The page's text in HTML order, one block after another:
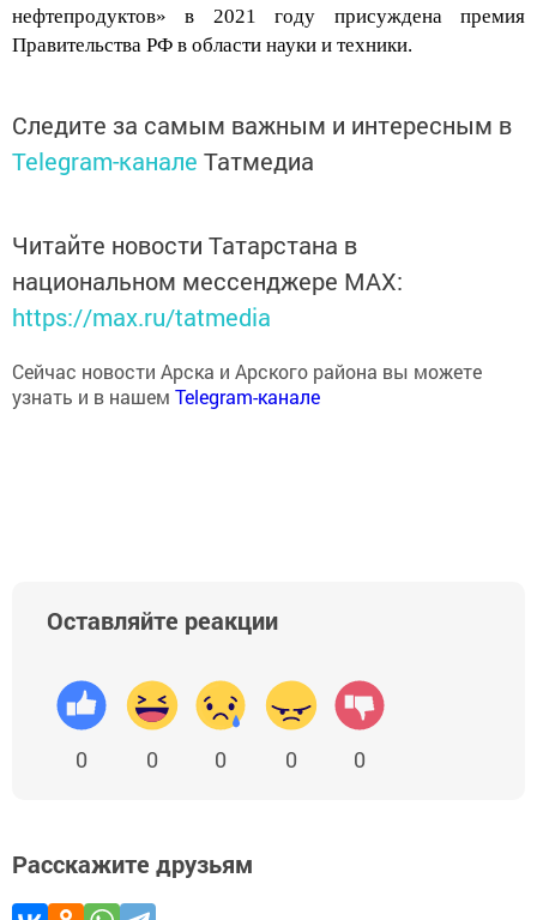
нефтепродуктов» в 2021 году присуждена премия
Правительства РФ в области науки и техники.
Следите за самым важным и интересным в
Telegram-канале Татмедиа
Читайте новости Татарстана в
национальном мессенджере MАХ:
https://max.ru/tatmedia
Сейчас новости Арска и Арского района вы можете
узнать и в нашем Telegram-канале
Оставляйте реакции
0 0 0 0 0
Расскажите друзьям